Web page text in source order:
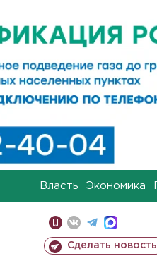
Власть Экономика
Сделать новость